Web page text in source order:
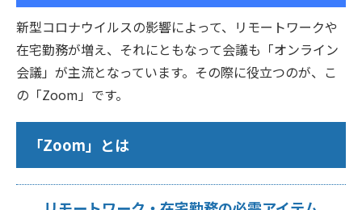
新型コロナウイルスの影響によって、リモートワークや
在宅勤務が増え、それにともなって会議も「オンライン
会議」が主流となっています。その際に役立つのが、こ
の「Zoom」です。
「Zoom」とは